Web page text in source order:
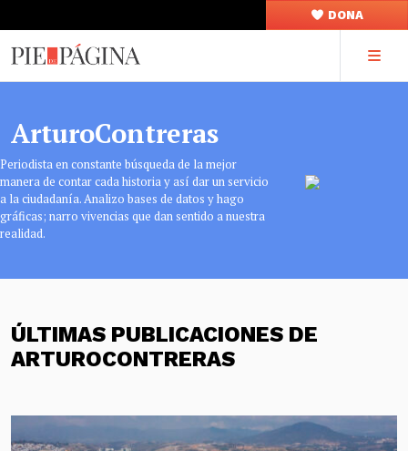
DONA
ArturoContreras
Periodista en constante búsqueda de la mejor
manera de contar cada historia y así dar un servicio
a la ciudadanía. Analizo bases de datos y hago
gráficas; narro vivencias que dan sentido a nuestra
realidad.
ÚLTIMAS PUBLICACIONES DE
ARTUROCONTRERAS